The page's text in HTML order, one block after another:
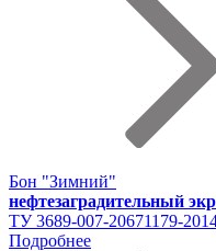
Бон "Зимний"
нефтезаградительный
ТУ 3689-007-20671179-
Подробнее